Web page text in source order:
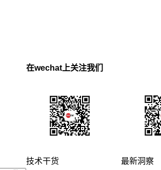
在wechat上关注我们
技术干货 最新洞察